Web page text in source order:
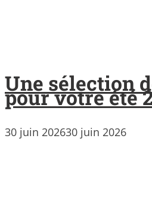
Une sélection
pour votre été
30 juin 202630 juin 2026